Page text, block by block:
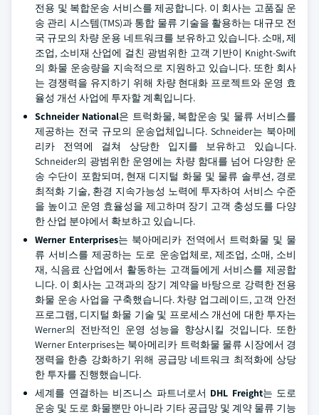
전용 및 복합운송 서비스를 제공합니다. 이 회사는 고품질 운
송 관리 시스템(TMS)과 통합 물류 기술을 활용하는 대규모 전
국 규모의 차량 운용 네트워크를 보유하고 있습니다. 소매, 제
조업, 소비재 산업에 걸친 광범위한 고객 기반이 Knight-Swift
의 화물 운송량을 지속적으로 지원하고 있습니다. 또한 회사
는 경쟁력을 유지하기 위해 차량 현대화 프로젝트와 운영 효
율성 개선 사업에 투자할 계획입니다.
Schneider National은 트럭화물, 복합운송 및 물류 서비스를
제공하는 전국 규모의 운송업체입니다. Schneider는 북아메
리카 전역에 걸쳐 상당한 입지를 보유하고 있습니다.
Schneider의 광범위한 운영에는 차량 함대를 넘어 다양한 운
송 수단이 포함되며, 현재 디지털 화물 및 물류 솔루션, 경로
최적화 기술, 환경 지속가능성 노력에 투자하여 서비스 수준
을 높이고 운영 효율성을 제고하며 장기 고객 충성도를 다양
한 산업 분야에서 확보하고 있습니다.
Werner Enterprises는 북아메리카 전역에서 트럭화물 및 물
류 서비스를 제공하는 도로 운송업체로, 제조업, 소매, 소비
재, 식음료 산업에서 활동하는 고객들에게 서비스를 제공합
니다. 이 회사는 고객과의 장기 계약을 바탕으로 강력한 전용
화물 운송 사업을 구축했습니다. 차량 업그레이드, 고객 안전
프로그램, 디지털 화물 기술 및 프로세스 개선에 대한 투자는
Werner의 전반적인 운영 성능을 향상시킬 것입니다. 또한
Werner Enterprises는 북아메리카 트럭화물 물류 시장에서 경
쟁력을 한층 강화하기 위해 공급망 네트워크 최적화에 상당
한 투자를 진행했습니다.
세계를 연결하는 비즈니스 파트너로서 DHL Freight는 도로
운송 및 도로 화물뿐만 아니라 기타 공급망 및 계약 물류 기능